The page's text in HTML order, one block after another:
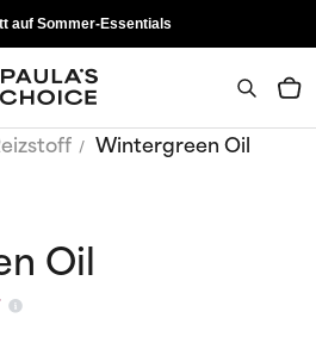
auf Sommer-Essentials
Wintergreen Oil
Oil